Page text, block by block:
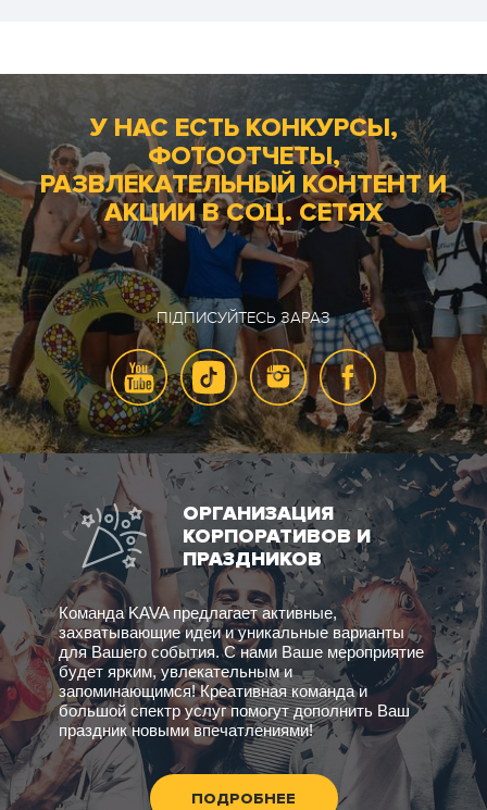
У НАС ЕСТЬ КОНКУРСЫ,
ФОТООТЧЕТЫ,
РАЗВЛЕКАТЕЛЬНЫЙ КОНТЕНТ И
АКЦИИ В СОЦ. СЕТЯХ
ПІДПИСУЙТЕСЬ ЗАРАЗ
ОРГАНИЗАЦИЯ
КОРПОРАТИВОВ И
ПРАЗДНИКОВ
Команда KAVA предлагает активные,
захватывающие идеи и уникальные варианты
для Вашего события. С нами Ваше мероприятие
будет ярким, увлекательным и
запоминающимся! Креативная команда и
большой спектр услуг помогут дополнить Ваш
праздник новыми впечатлениями!
ПОДРОБНЕЕ